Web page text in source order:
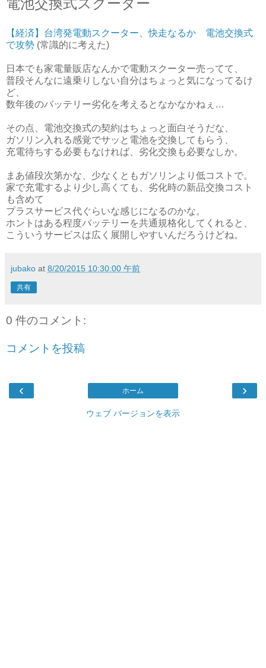
電池交換式スクーター
【経済】台湾発電動スクーター、快走なるか 電池交換式
で攻勢 (常識的に考えた)
日本でも家電量販店なんかで電動スクーター売ってて、
普段そんなに遠乗りしない自分はちょっと気になってるけ
ど、
数年後のバッテリー劣化を考えるとなかなかねぇ…
その点、電池交換式の契約はちょっと面白そうだな、
ガソリン入れる感覚でサッと電池を交換してもらう、
充電待ちする必要もなければ、劣化交換も必要なしか。
まあ値段次第かな、少なくともガソリンより低コストで。
家で充電するより少し高くても、劣化時の新品交換コスト
も含めて
プラスサービス代ぐらいな感じになるのかな。
ホントはある程度バッテリーを共通規格化してくれると、
こういうサービスは広く展開しやすいんだろうけどね。
jubako at 8/20/2015 10:30:00 午前
共有
0 件のコメント:
コメントを投稿
‹ ›
ホーム
ウェブ バージョンを表示